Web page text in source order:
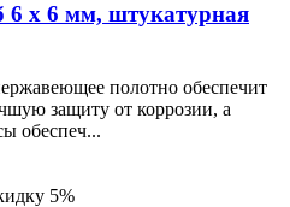
6 х 6 мм, штукатурная
полотно обеспечит
защиту от коррозии, а
обеспеч...
5%